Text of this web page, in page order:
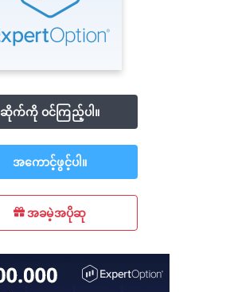
ဆိုက်ကို ဝင်ကြည့်ပါ။
အကောင့်ဖွင့်ပါ။
အခမဲ့အပိုဆု